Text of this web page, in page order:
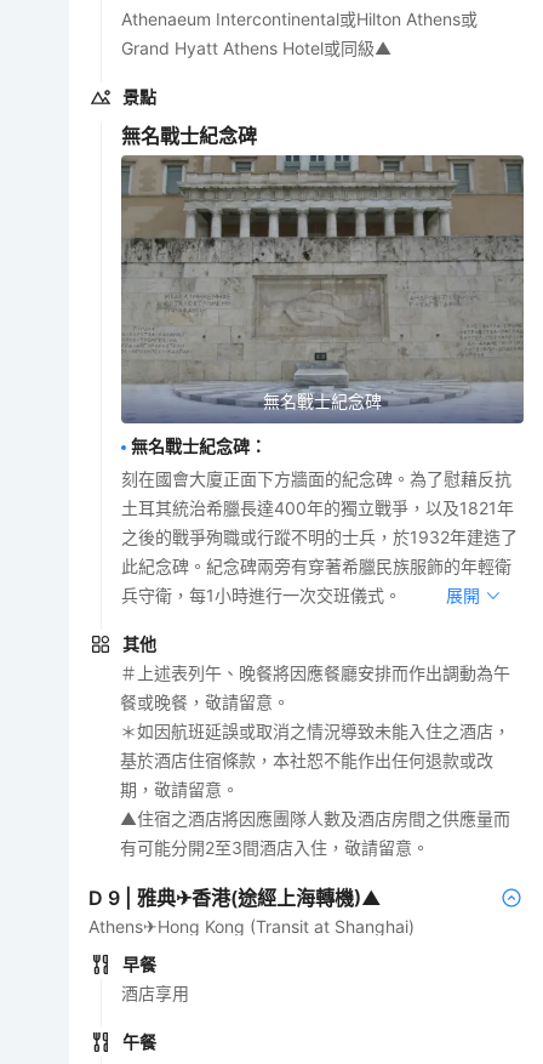
Athenaeum Intercontinental或Hilton Athens或
Grand Hyatt Athens Hotel或同級▲
景點
無名戰士紀念碑
無名戰士紀念碑
無名戰士紀念碑 ：
刻在國會大廈正面下方牆面的紀念碑。為了慰藉反抗
土耳其統治希臘長達400年的獨立戰爭，以及1821年
之後的戰爭殉職或行蹤不明的士兵，於1932年建造了
此紀念碑。紀念碑兩旁有穿著希臘民族服飾的年輕衛
兵守衛，每1小時進行一次交班儀式。
展開
其他
＃上述表列午、晚餐將因應餐廳安排而作出調動為午
餐或晚餐，敬請留意。
＊如因航班延誤或取消之情況導致未能入住之酒店，
基於酒店住宿條款，本社恕不能作出任何退款或改
期，敬請留意。
▲住宿之酒店將因應團隊人數及酒店房間之供應量而
有可能分開2至3間酒店入住，敬請留意。
D 9 |雅典✈香港(途經上海轉機)▲
Athens✈Hong Kong (Transit at Shanghai)
早餐
酒店享用
午餐